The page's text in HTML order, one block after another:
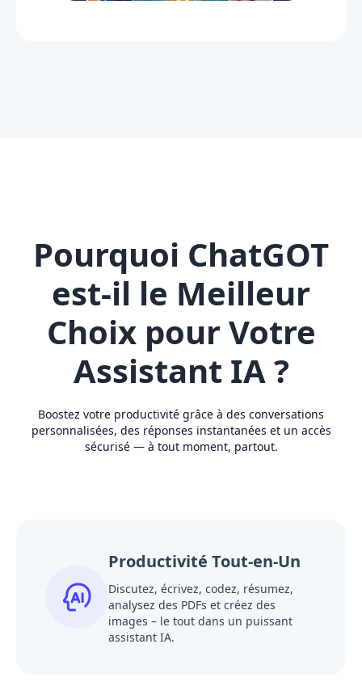
Pourquoi ChatGOT
est-il le Meilleur
Choix pour Votre
Assistant IA ?
Boostez votre productivité grâce à des conversations
personnalisées, des réponses instantanées et un accès
sécurisé — à tout moment, partout.
Productivité Tout-en-Un
Discutez, écrivez, codez, résumez,
analysez des PDFs et créez des
images – le tout dans un puissant
assistant IA.